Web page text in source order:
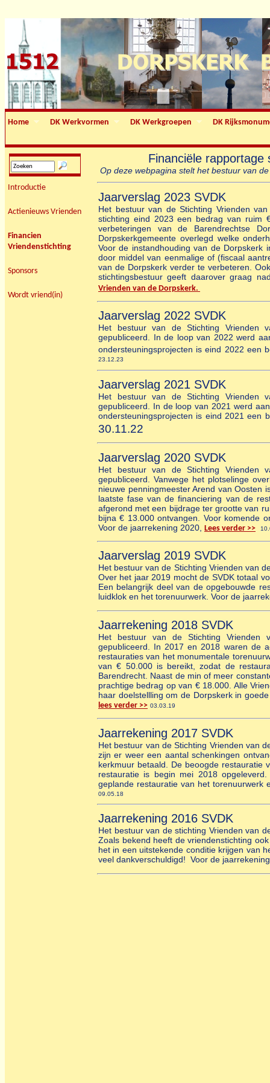
Home DK Werkvormen DK Werkgroepen DK
Introductie
Actienieuws Vrienden
Financien
Vriendenstichting
Sponsors
Wordt vriend(in)
Financiële rapportage
Op deze webpagina stelt het bestuur van
Jaarverslag 2023 SVDK
Het bestuur van de Stichting Vrienden
stichting eind 2023 een bedrag van ruim
verbeteringen van de Barendrechtse
Dorpskerkgemeente overlegd welke
Voor de instandhouding van de Dorpskerk
door middel van eenmalige of (fiscaal
van de Dorpskerk verder te verbeteren.
stichtingsbestuur geeft daarover graag
Vrienden van de Dorpskerk.
Jaarverslag 2022 SVDK
Het bestuur van de Stichting Vrienden
gepubliceerd. In de loop van 2022 werd
ondersteuningsprojecten is eind 2022 een
23.12.23
Jaarverslag 2021 SVDK
Het bestuur van de Stichting Vrienden
gepubliceerd. In de loop van 2021 werd
ondersteuningsprojecten is eind 2021 een
30.11.22
Jaarverslag 2020 SVDK
Het bestuur van de Stichting Vrienden
gepubliceerd. Vanwege het plotselinge
nieuwe penningmeester Arend van Oosten
laatste fase van de financiering van de
afgerond met een bijdrage ter grootte van
bijna € 13.000 ontvangen. Voor komende
Voor de jaarrekening 2020, Lees verder >>
Jaarverslag 2019 SVDK
Het bestuur van de Stichting Vrienden van
Over het jaar 2019 mocht de SVDK totaal
Een belangrijk deel van de opgebouwde
luidklok en het torenuurwerk. Voor de
Jaarrekening 2018 SVDK
Het bestuur van de Stichting Vrienden
gepubliceerd. In 2017 en 2018 waren de
restauraties van het monumentale
van € 50.000 is bereikt, zodat de
Barendrecht. Naast de min of meer
prachtige bedrag op van € 18.000. Alle
haar doelstellling om de Dorpskerk in
lees verder >> 03.03.19
Jaarrekening 2017 SVDK
Het bestuur van de Stichting Vrienden van
zijn er weer een aantal schenkingen
kerkmuur betaald. De beoogde restauratie
restauratie is begin mei 2018
geplande restauratie van het
09.05.18
Jaarrekening 2016 SVDK
Het bestuur van de stichting Vrienden van
Zoals bekend heeft de vriendenstichting
het in een uitstekende conditie krijgen van
veel dankverschuldigd! Voor de